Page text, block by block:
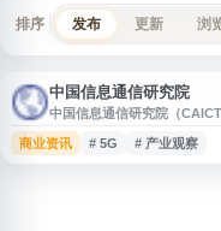
排序 发布 更新 浏
中国信息通信研究院
中国信息通信研究院（
究院概况、新闻动态、政策
研究报告等信息。内容覆盖
商业资讯 # 5G # 产业观察